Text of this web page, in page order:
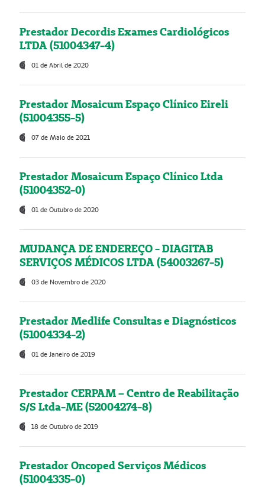
Prestador Decordis Exames Cardiológicos
LTDA (51004347-4)
01 de Abril de 2020
Prestador Mosaicum Espaço Clínico Eireli
(51004355-5)
07 de Maio de 2021
Prestador Mosaicum Espaço Clínico Ltda
(51004352-0)
01 de Outubro de 2020
MUDANÇA DE ENDEREÇO - DIAGITAB
SERVIÇOS MÉDICOS LTDA (54003267-5)
03 de Novembro de 2020
Prestador Medlife Consultas e Diagnósticos
(51004334-2)
01 de Janeiro de 2019
Prestador CERPAM – Centro de Reabilitação
S/S Ltda-ME (52004274-8)
18 de Outubro de 2019
Prestador Oncoped Serviços Médicos
(51004335-0)